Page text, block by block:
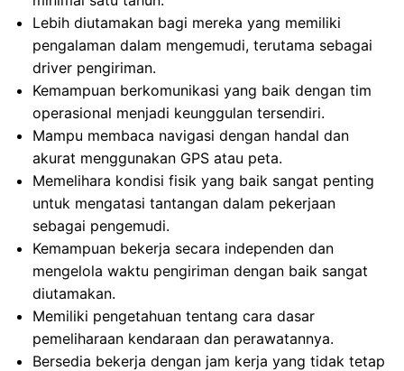
Lebih diutamakan bagi mereka yang memiliki
pengalaman dalam mengemudi, terutama sebagai
driver pengiriman.
Kemampuan berkomunikasi yang baik dengan tim
operasional menjadi keunggulan tersendiri.
Mampu membaca navigasi dengan handal dan
akurat menggunakan GPS atau peta.
Memelihara kondisi fisik yang baik sangat penting
untuk mengatasi tantangan dalam pekerjaan
sebagai pengemudi.
Kemampuan bekerja secara independen dan
mengelola waktu pengiriman dengan baik sangat
diutamakan.
Memiliki pengetahuan tentang cara dasar
pemeliharaan kendaraan dan perawatannya.
Bersedia bekerja dengan jam kerja yang tidak tetap